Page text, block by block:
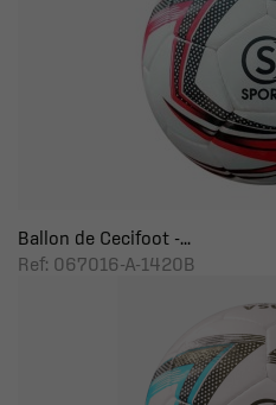
Ballon de Cecifoot -...
Ref: 067016-A-1420B